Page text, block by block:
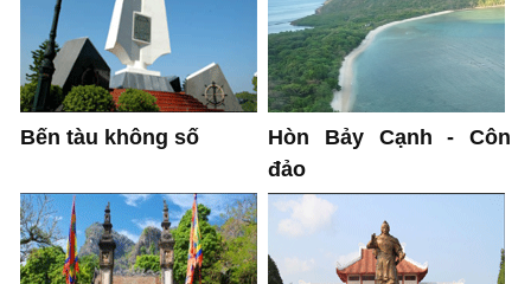
Bến tàu không số
Hòn Bảy Cạnh - Côn
đảo